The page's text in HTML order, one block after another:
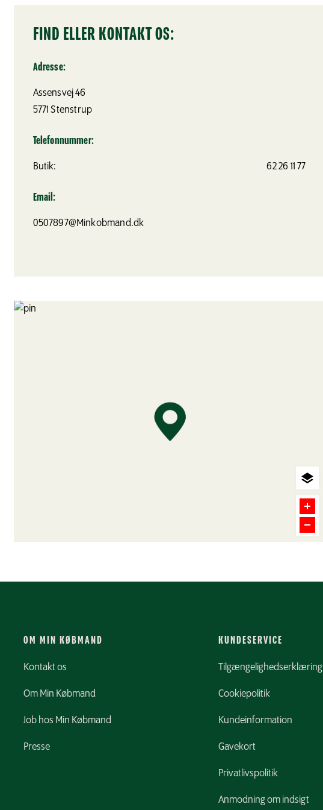
FIND ELLER KONTAKT OS:
Adresse:
Assensvej 46
5771 Stenstrup
Telefonnummer:
Butik: 62 26 11 77
Email:
0507897@Minkobmand.dk
OM MIN KØBMAND
Kontakt os
Om Min Købmand
Job hos Min Købmand
Presse
KUNDESERVICE
Tilgængelighedserklæring
Cookiepolitik
Kundeinformation
Gavekort
Privatlivspolitik
Anmodning om indsigt